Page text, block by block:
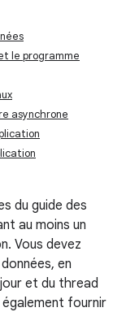
le programme
asynchrone
du guide des
au moins un
Vous devez
en
et du thread
fournir